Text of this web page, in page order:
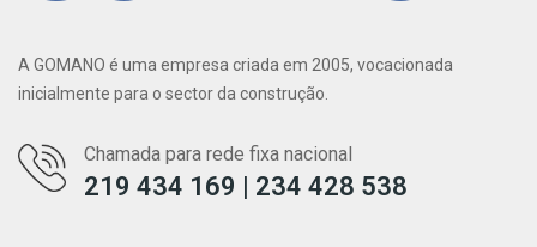
A GOMANO é uma empresa criada em 2005, vocacionada
inicialmente para o sector da construção.
Chamada para rede fixa nacional
219 434 169 | 234 428 538